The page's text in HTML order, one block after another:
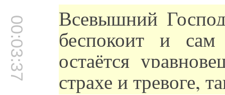
00:03:37 Всевышний
беспокоит и
остаётся
страхе и тревоге,